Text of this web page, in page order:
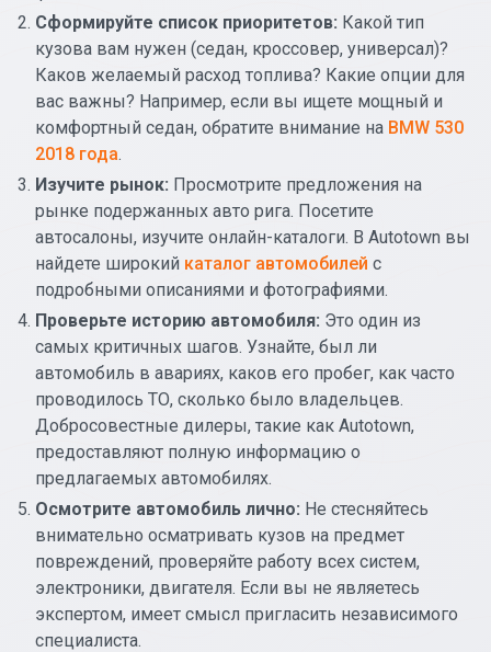
Сформируйте список приоритетов: Какой тип
кузова вам нужен (седан, кроссовер, универсал)?
Каков желаемый расход топлива? Какие опции для
вас важны? Например, если вы ищете мощный и
комфортный седан, обратите внимание на BMW 530
2018 года.
Изучите рынок: Просмотрите предложения на
рынке подержанных авто рига. Посетите
автосалоны, изучите онлайн-каталоги. В Autotown вы
найдете широкий каталог автомобилей с
подробными описаниями и фотографиями.
Проверьте историю автомобиля: Это один из
самых критичных шагов. Узнайте, был ли
автомобиль в авариях, каков его пробег, как часто
проводилось ТО, сколько было владельцев.
Добросовестные дилеры, такие как Autotown,
предоставляют полную информацию о
предлагаемых автомобилях.
Осмотрите автомобиль лично: Не стесняйтесь
внимательно осматривать кузов на предмет
повреждений, проверяйте работу всех систем,
электроники, двигателя. Если вы не являетесь
экспертом, имеет смысл пригласить независимого
специалиста.